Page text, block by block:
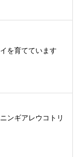
を育てています
ンギアレウコトリ